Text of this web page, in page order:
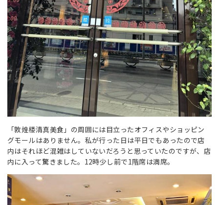
「敦煌楼清真美食」の周囲には目立ったオフィスやショッピン
グモールはありません。私が行った日は平日でもあったので店
内はそれほど混雑はしていないだろうと思っていたのですが、店
内に入って驚きました。12時少し前で1階席は満席。